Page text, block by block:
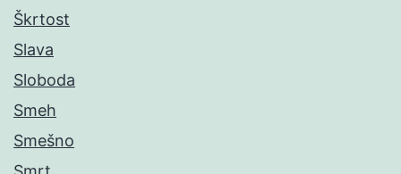
Škrtost
Slava
Sloboda
Smeh
Smešno